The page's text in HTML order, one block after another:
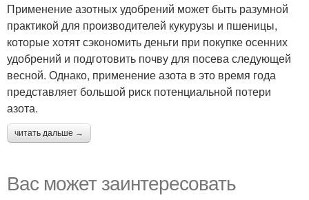
Применение азотных удобрений может быть разумной
практикой для производителей кукурузы и пшеницы,
которые хотят сэкономить деньги при покупке осенних
удобрений и подготовить почву для посева следующей
весной. Однако, применение азота в это время года
представляет большой риск потенциальной потери
азота.
читать дальше →
Вас может заинтересовать